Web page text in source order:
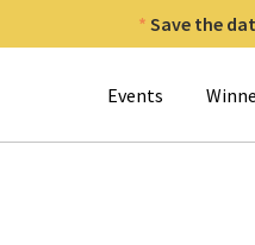
Save the
Events